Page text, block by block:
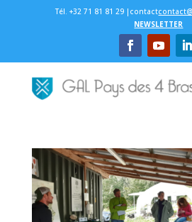
Tél. +32 71 81 81 29 |contact
NEWSLETTER